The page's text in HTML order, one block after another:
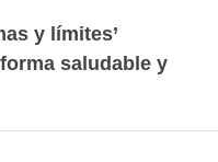
y límites’
saludable y